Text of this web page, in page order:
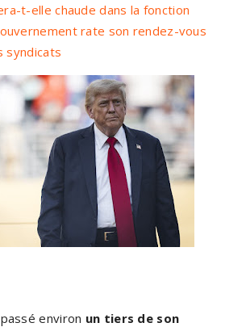
t-elle chaude dans la fonction
rate son rendez-vous
syndicats
environ un tiers de son